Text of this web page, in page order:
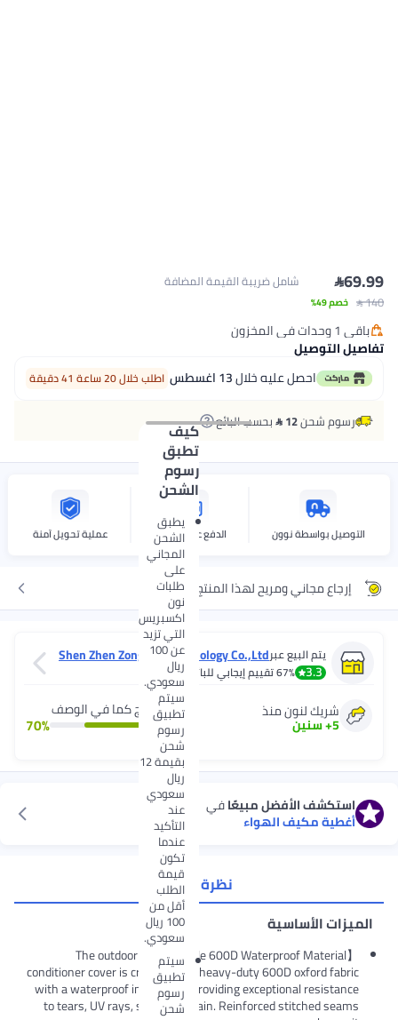
شامل ضريبة القيمة المضافة
عليه خلال13 اغسطس اطلب خلال 20 ساعة 41 دقيقة
12  بحسب البائع كيف
رسوم
طلبات
نون
اكسبريس
عن 100
ريال
سعودي.
تطبيق
ريال
عند
التأكيد
أقل من
سيتم
تطبيق
رسوم
شحن
نوون الدفع عند الاستلام عملية تحويل آمنة
ومريح لهذا المنتج
عبرShen Zhen Zong Zhe Technology Co.,Ltd
67%تقييم إيجابي للبائع
المنتج كما في الوصف
70%
منذ
مبيعًافي
الهواء
【Durable 600D Waterproof Material】The outdoor air
conditioner cover is crafted from heavy-duty 600D
with a waterproof inner layer, providing exceptional
to tears, UV rays, snow, and rain. Reinforced